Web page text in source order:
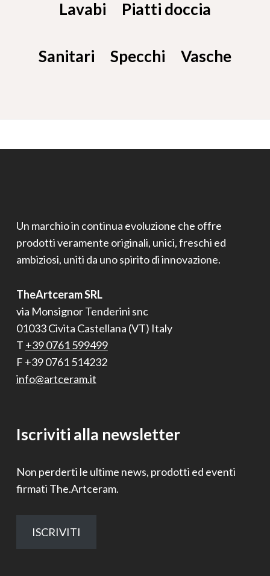
Lavabi Piatti doccia
Sanitari Specchi Vasche
Un marchio in continua evoluzione che offre
prodotti veramente originali, unici, freschi ed
ambiziosi, uniti da uno spirito di innovazione.
TheArtceram SRL
via Monsignor Tenderini snc
01033 Civita Castellana (VT) Italy
T +39 0761 599499
F +39 0761 514232
info@artceram.it
Iscriviti alla newsletter
Non perderti le ultime news, prodotti ed eventi
firmati The.Artceram.
ISCRIVITI